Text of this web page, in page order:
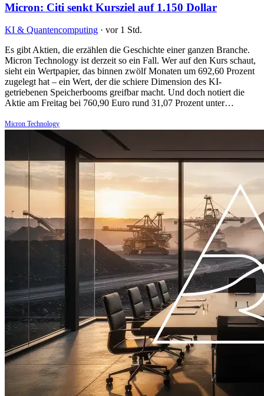
Micron: Citi senkt Kursziel auf 1.150 Dollar
KI & Quantencomputing · vor 1 Std.
Es gibt Aktien, die erzählen die Geschichte einer ganzen Branche.
Micron Technology ist derzeit so ein Fall. Wer auf den Kurs schaut,
sieht ein Wertpapier, das binnen zwölf Monaten um 692,60 Prozent
zugelegt hat – ein Wert, der die schiere Dimension des KI-
getriebenen Speicherbooms greifbar macht. Und doch notiert die
Aktie am Freitag bei 760,90 Euro rund 31,07 Prozent unter…
Micron Technology